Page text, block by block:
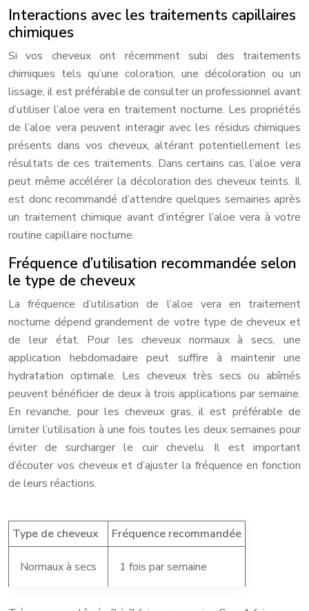
Interactions avec les traitements capillaires
chimiques
Si vos cheveux ont récemment subi des traitements
chimiques tels qu’une coloration, une décoloration ou un
lissage, il est préférable de consulter un professionnel avant
d’utiliser l’aloe vera en traitement nocturne. Les propriétés
de l’aloe vera peuvent interagir avec les résidus chimiques
présents dans vos cheveux, altérant potentiellement les
résultats de ces traitements. Dans certains cas, l’aloe vera
peut même accélérer la décoloration des cheveux teints. Il
est donc recommandé d’attendre quelques semaines après
un traitement chimique avant d’intégrer l’aloe vera à votre
routine capillaire nocturne.
Fréquence d’utilisation recommandée selon
le type de cheveux
La fréquence d’utilisation de l’aloe vera en traitement
nocturne dépend grandement de votre type de cheveux et
de leur état. Pour les cheveux normaux à secs, une
application hebdomadaire peut suffire à maintenir une
hydratation optimale. Les cheveux très secs ou abîmés
peuvent bénéficier de deux à trois applications par semaine.
En revanche, pour les cheveux gras, il est préférable de
limiter l’utilisation à une fois toutes les deux semaines pour
éviter de surcharger le cuir chevelu. Il est important
d’écouter vos cheveux et d’ajuster la fréquence en fonction
de leurs réactions.
Type de cheveux Fréquence recommandée
Normaux à secs 1 fois par semaine